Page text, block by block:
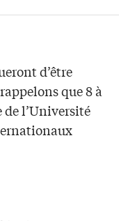
d’être
que 8 à
l’Université